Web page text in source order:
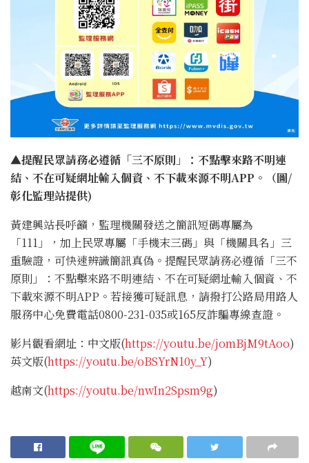
▲提醒民眾請務必遵循「三不原則」：不點擊來路不明連
結、不在可疑網址輸入個資、不下載來源不明APP。（圖/
彰化監理站提供)
黃建興站長呼籲，監理機關發送之簡訊短碼專屬為
「111」，加上民眾專屬「手機末三碼」與「機關具名」三
重驗證，可快速辨識簡訊真偽。提醒民眾請務必遵循「三不
原則」：不點擊來路不明連結、不在可疑網址輸入個資、不
下載來源不明APP。若接獲可疑訊息，請撥打公路局用路人
服務中心免費電話0800-231-035或165反詐騙專線查證。
影片觀看網址：中文版(https://youtu.be/jomBjM9tAoo)
英文版(https://youtu.be/oBSYrN10y_Y)
越南文(https://youtu.be/nwIn2Spsm9g)